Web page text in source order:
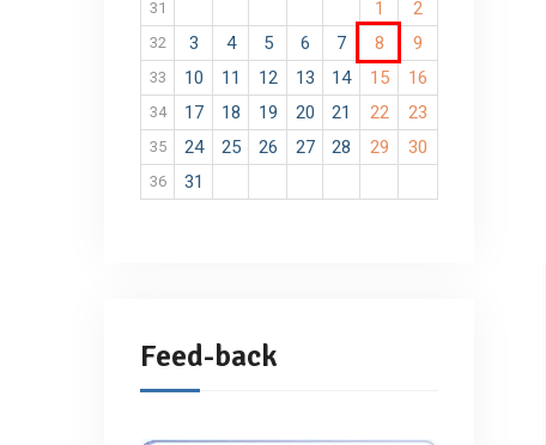
31
1 2
32 3 4 5 6 7 8 9
33 10 11 12 13 14 15 16
34 17 18 19 20 21 22 23
35 24 25 26 27 28 29 30
36 31
Feed-back